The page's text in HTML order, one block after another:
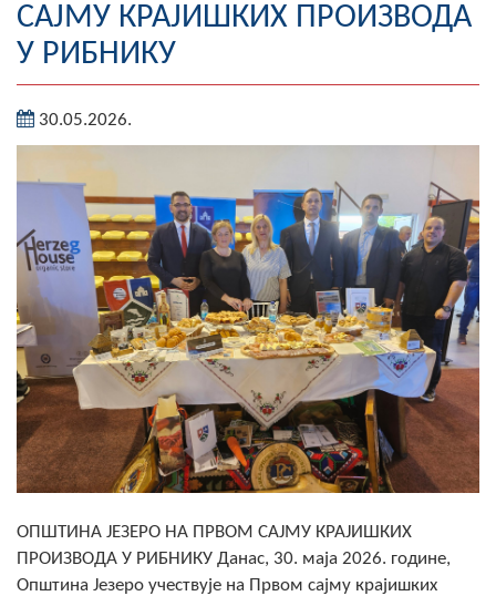
Насељена мјеста
Фотогалерија
О Начелнику
Замјеник начелника
Извјештај о раду начелника
СКУПШТИНА
Статут Општине
Скупштинско вијеће општине језеро
Службени Гласници
САЈМУ КРАЈИШКИХ ПРОИЗВОДА
У РИБНИКУ
30.05.2026.
ОПШТИНА ЈЕЗЕРО НА ПРВОМ САЈМУ КРАЈИШКИХ
ПРОИЗВОДА У РИБНИКУ Данас, 30. маја 2026. године,
Општина Језеро учествује на Првом сајму крајишких